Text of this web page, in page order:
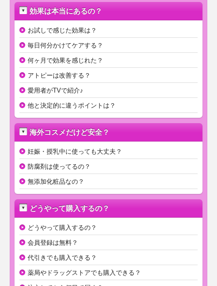
効果は本当にあるの？
お試しで感じた効果は？
毎日何分かけてケアする？
何ヶ月で効果を感じれた？
アトピーは改善する？
愛用者がTVで紹介♪
他と決定的に違うポイントは？
海外コスメだけど安全？
妊娠・授乳中に使っても大丈夫？
防腐剤は使ってるの？
無添加化粧品なの？
どうやって購入するの？
どうやって購入するの？
会員登録は無料？
代引きでも購入できる？
薬局やドラッグストアでも購入できる？